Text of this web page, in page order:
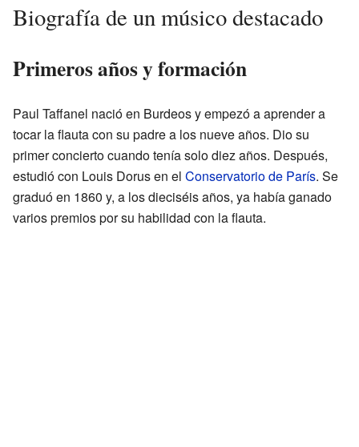
Biografía de un músico destacado
Primeros años y formación
Paul Taffanel nació en Burdeos y empezó a aprender a
tocar la flauta con su padre a los nueve años. Dio su
primer concierto cuando tenía solo diez años. Después,
estudió con Louis Dorus en el Conservatorio de París. Se
graduó en 1860 y, a los dieciséis años, ya había ganado
varios premios por su habilidad con la flauta.